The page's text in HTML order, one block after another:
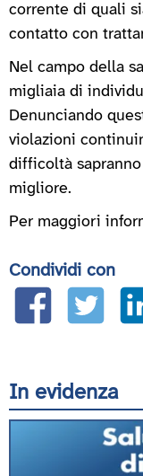
corrente di quali
contatto con
Nel campo della
migliaia di
Denunciando
violazioni
difficoltà
migliore.
Per maggiori
Condividi con
In evidenza